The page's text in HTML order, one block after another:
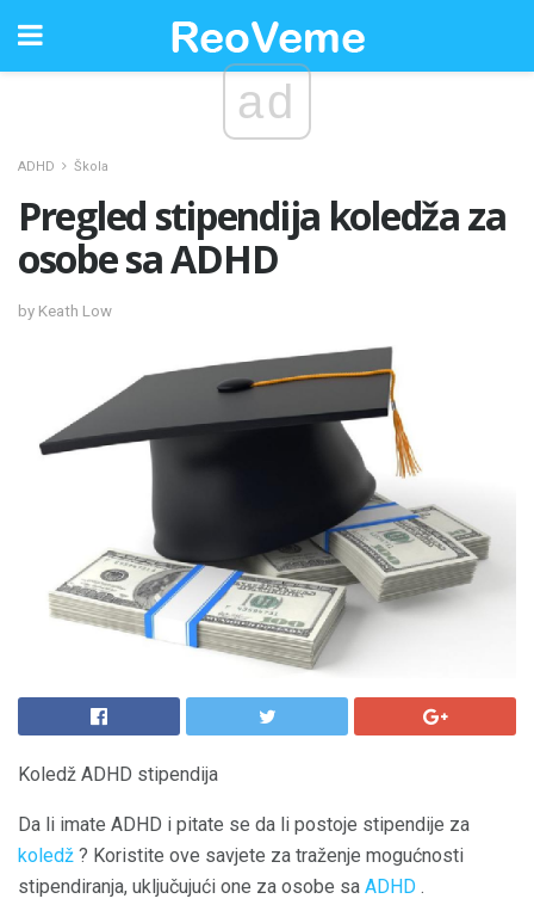
ad
ADHD Škola
Pregled stipendija koledža za
osobe sa ADHD
by Keath Low
Koledž ADHD stipendija
Da li imate ADHD i pitate se da li postoje stipendije za
koledž ? Koristite ove savjete za traženje mogućnosti
stipendiranja, uključujući one za osobe sa ADHD .